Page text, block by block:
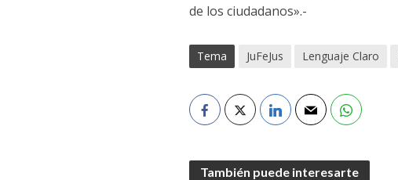
de los ciudadanos».-
Tema JuFeJus Lenguaje Claro
También puede interesarte